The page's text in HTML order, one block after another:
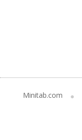
Minitab.com